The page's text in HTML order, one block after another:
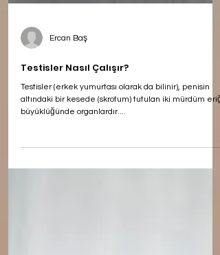
Testisler Nasıl Çalışır?
Testisler (erkek yumurtası olarak da bilinir), penisin
altındaki bir kesede (skrotum) tutulan iki mürdüm eriği